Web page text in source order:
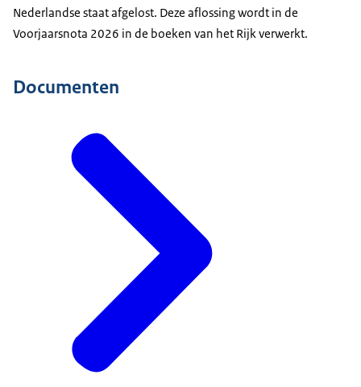
Nederlandse staat afgelost. Deze aflossing wordt in de
Voorjaarsnota 2026 in de boeken van het Rijk verwerkt.
Documenten